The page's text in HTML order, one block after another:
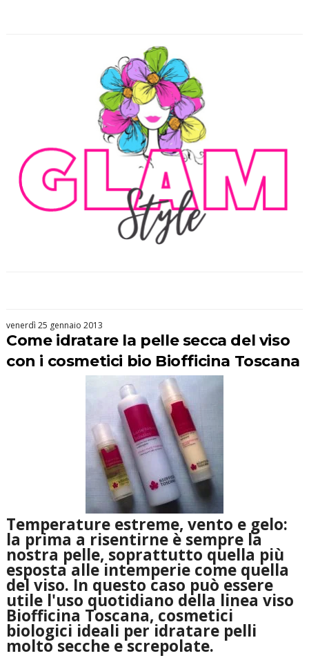
venerdì 25 gennaio 2013
Come idratare la pelle secca del viso
con i cosmetici bio Biofficina Toscana
Temperature estreme, vento e gelo:
la prima a risentirne è sempre la
nostra pelle, soprattutto quella più
esposta alle intemperie come quella
del viso. In questo caso può essere
utile l'uso quotidiano della linea viso
Biofficina Toscana, cosmetici
biologici ideali per idratare pelli
molto secche e screpolate.